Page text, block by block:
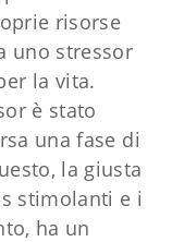
risorse
uno stressor
la vita.
è stato
una fase di
la giusta
stimolanti e i
ha un